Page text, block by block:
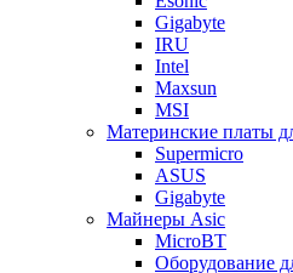
Gigabyte
IRU
Intel
Maxsun
MSI
Материнские платы
Supermicro
ASUS
Gigabyte
Майнеры Asic
MicroBT
Оборудование